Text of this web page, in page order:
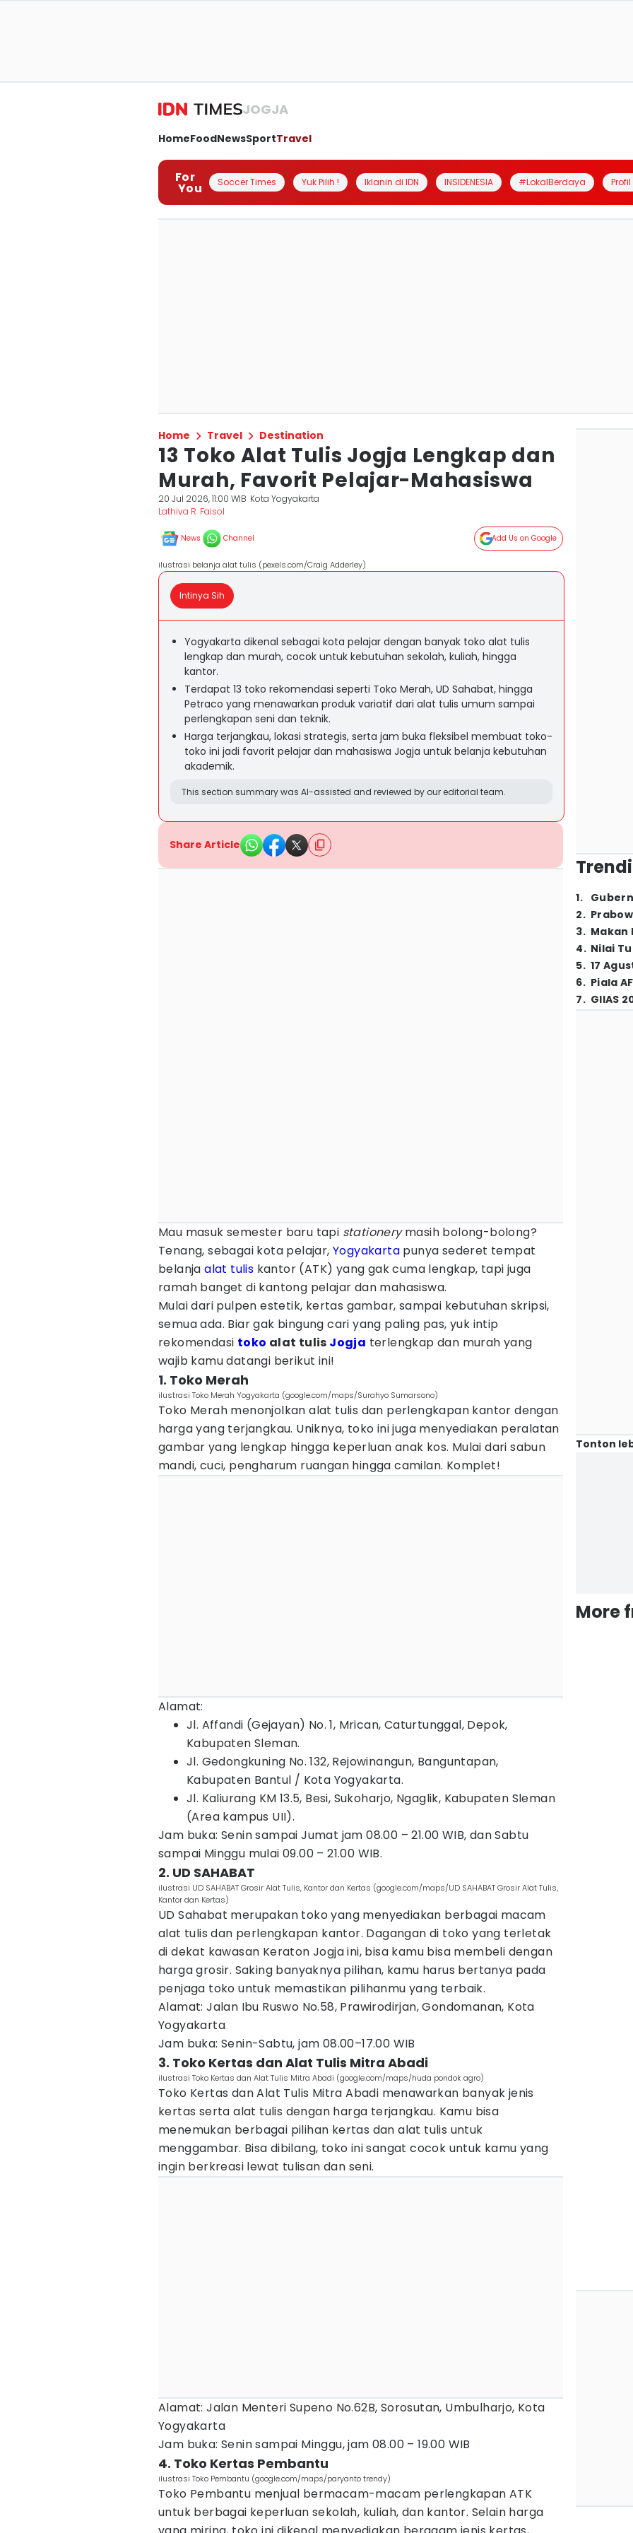
JOGJA
HomeFoodNewsSportTravel
For
You Soccer Times Yuk Pilih ! Iklanin di IDN INSIDENESIA #LokalBerdaya
Home Travel Destination
13 Toko Alat Tulis Jogja Lengkap dan
Murah, Favorit Pelajar-Mahasiswa
20 Jul 2026, 11:00 WIB Kota Yogyakarta
Lathiva R. Faisol
News Channel Add Us on Google
ilustrasi belanja alat tulis (pexels.com/Craig Adderley)
Intinya Sih
Yogyakarta dikenal sebagai kota pelajar dengan banyak toko alat tulis
lengkap dan murah, cocok untuk kebutuhan sekolah, kuliah, hingga
kantor.
Terdapat 13 toko rekomendasi seperti Toko Merah, UD Sahabat, hingga
Petraco yang menawarkan produk variatif dari alat tulis umum sampai
perlengkapan seni dan teknik.
Harga terjangkau, lokasi strategis, serta jam buka fleksibel membuat toko-
toko ini jadi favorit pelajar dan mahasiswa Jogja untuk belanja kebutuhan
akademik.
This section summary was AI-assisted and reviewed by our editorial team.
Share Article
Mau masuk semester baru tapi stationerymasih bolong-bolong?
Tenang, sebagai kota pelajar, Yogyakarta punya sederet tempat
belanjaalat tulis kantor (ATK) yang gak cuma lengkap, tapi juga
ramah banget di kantong pelajar dan mahasiswa.
Mulai dari pulpen estetik, kertas gambar, sampai kebutuhan skripsi,
semua ada. Biar gak bingung cari yang paling pas, yuk intip
rekomendasi toko alat tulis Jogja terlengkap dan murah yang
wajib kamu datangi berikut ini!
1. Toko Merah
ilustrasi Toko Merah Yogyakarta (google.com/maps/Surahyo Sumarsono)
Toko Merah menonjolkan alat tulis dan perlengkapan kantor dengan
harga yang terjangkau. Uniknya, toko ini juga menyediakan peralatan
gambar yang lengkap hingga keperluan anak kos. Mulai dari sabun
mandi, cuci, pengharum ruangan hingga camilan. Komplet!
Alamat:
Jl. Affandi (Gejayan) No. 1, Mrican, Caturtunggal, Depok,
Kabupaten Sleman.
Jl. Gedongkuning No. 132, Rejowinangun, Banguntapan,
Kabupaten Bantul / Kota Yogyakarta.
Jl. Kaliurang KM 13.5, Besi, Sukoharjo, Ngaglik, Kabupaten Sleman
(Area kampus UII).
Jam buka: Senin sampai Jumat jam 08.00 – 21.00 WIB, dan Sabtu
sampai Minggu mulai 09.00 – 21.00 WIB.
2. UD SAHABAT
ilustrasi UD SAHABAT Grosir Alat Tulis, Kantor dan Kertas (google.com/maps/UD SAHABAT Grosir Alat Tulis,
Kantor dan Kertas)
UD Sahabat merupakan toko yang menyediakan berbagai macam
alat tulis dan perlengkapan kantor. Dagangan di toko yang terletak
di dekat kawasan Keraton Jogja ini, bisa kamu bisa membeli dengan
harga grosir. Saking banyaknya pilihan, kamu harus bertanya pada
penjaga toko untuk memastikan pilihanmu yang terbaik.
Alamat: Jalan Ibu Ruswo No.58, Prawirodirjan, Gondomanan, Kota
Yogyakarta
Jam buka: Senin-Sabtu, jam 08.00–17.00 WIB
3. Toko Kertas dan Alat Tulis Mitra Abadi
ilustrasi Toko Kertas dan Alat Tulis Mitra Abadi (google.com/maps/huda pondok agro)
Toko Kertas dan Alat Tulis Mitra Abadi menawarkan banyak jenis
kertas serta alat tulis dengan harga terjangkau. Kamu bisa
menemukan berbagai pilihan kertas dan alat tulis untuk
menggambar. Bisa dibilang, toko ini sangat cocok untuk kamu yang
ingin berkreasi lewat tulisan dan seni.
Alamat: Jalan Menteri Supeno No.62B, Sorosutan, Umbulharjo, Kota
Yogyakarta
Jam buka: Senin sampai Minggu, jam 08.00 – 19.00 WIB
4. Toko Kertas Pembantu
ilustrasi Toko Pembantu (google.com/maps/paryanto trendy)
Toko Pembantu menjual bermacam-macam perlengkapan ATK
untuk berbagai keperluan sekolah, kuliah, dan kantor. Selain harga
1.
2.
3. Makan
4. Nilai
5. 17
6. Piala
7. GIIAS
Tonton
More